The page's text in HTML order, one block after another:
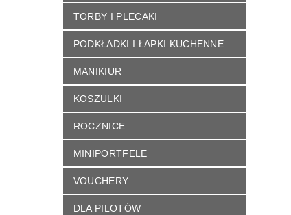
TORBY I PLECAKI
PODKŁADKI I ŁAPKI KUCHENNE
MANIKIUR
KOSZULKI
ROCZNICE
MINIPORTFELE
VOUCHERY
DLA PILOTÓW